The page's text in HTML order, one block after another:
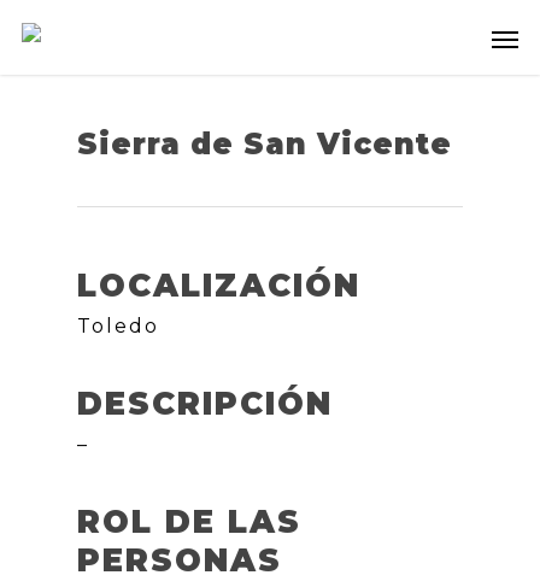
Sierra de San Vicente
LOCALIZACIÓN
Toledo
DESCRIPCIÓN
–
ROL DE LAS
PERSONAS